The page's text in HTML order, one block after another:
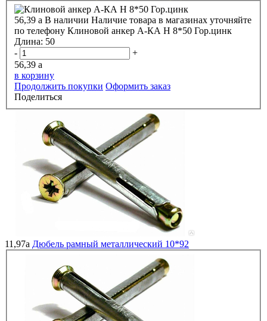
56,39 a В наличии Наличие товара в магазинах уточняйте
по телефону Клиновой анкер А-КА H 8*50 Гор.цинк
Длина: 50
-
+
56,39 a
в корзину
Продолжить покупки Оформить заказ
Поделиться
11,97a Дюбель рамный металлический 10*92